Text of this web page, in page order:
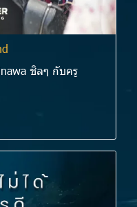
ชิลๆ กับครู